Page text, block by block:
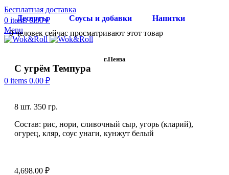
Бесплатная доставка
0 items 0.00₽
Menu
г.Пенза
0 items 0.00 ₽
Десерты Соусы и добавки Напитки
Click to enlarge
0 человек сейчас просматривают этот товар
С угрём Темпура
8 шт. 350 гр.
Состав: рис, нори, сливочный сыр, угорь (кларий),
огурец, кляр, соус унаги, кунжут белый
4,698.00 ₽